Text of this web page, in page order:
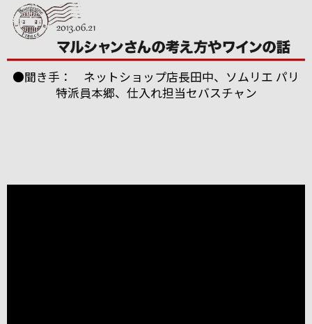
●聞き手： ネットショップ店長田中、ソムリエ パリ
特派員本郷、仕入れ担当セバスチャン